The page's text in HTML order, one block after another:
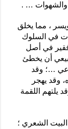
والشهوات … .
، مما يخلق
في السلوك
فقير في أصل
أن يخطئ
…؛ وقد
وقد يهجر
يلتهم اللقمة
الشعري ؛